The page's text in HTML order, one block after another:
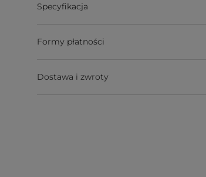
Specyfikacja
Formy płatności
Dostawa i zwroty